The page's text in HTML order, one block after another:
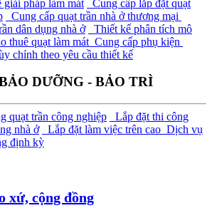
pháp làm mát
Cung cấp lắp đặt quạt
Cung cấp quạt trần nhà ở thương mại
dân dụng nhà ở
Thiết kế phân tích mô
thuê quạt làm mát Cung cấp phụ kiện
chỉnh theo yêu cầu thiết kế
DƯỠNG - BẢO TRÌ
quạt trần công nghiệp
Lắp đặt thi công
nhà ở
Lắp đặt làm việc trên cao Dịch vụ
định kỳ
xứ, cộng đồng